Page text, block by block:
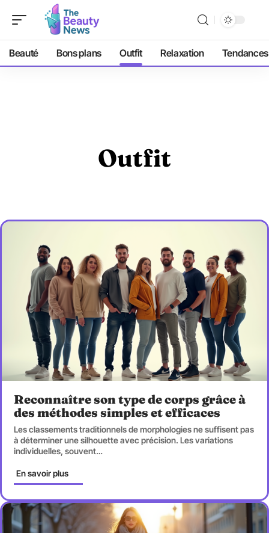
Beauté Bons plans Outfit Relaxation Tendances
Outfit
Reconnaître son type de corps grâce à
des méthodes simples et efficaces
Les classements traditionnels de morphologies ne suffisent pas
à déterminer une silhouette avec précision. Les variations
individuelles, souvent…
En savoir plus